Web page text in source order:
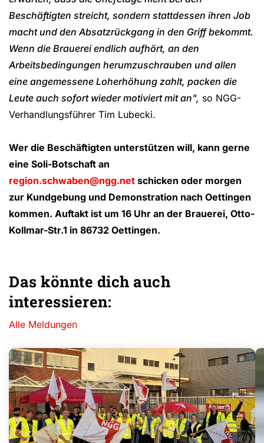
Beschäftigten streicht, sondern stattdessen ihren Job
macht und den Absatzrückgang in den Griff bekommt.
Wenn die Brauerei endlich aufhört, an den
Arbeitsbedingungen herumzuschrauben und allen
eine angemessene Loherhöhung zahlt, packen die
Leute auch sofort wieder motiviert mit an", so NGG-
Verhandlungsführer Tim Lubecki.
Wer die Beschäftigten unterstützen will, kann gerne
eine Soli-Botschaft an
region.schwaben@ngg.net schicken oder morgen
zur Kundgebung und Demonstration nach Oettingen
kommen. Auftakt ist um 16 Uhr an der Brauerei, Otto-
Kollmar-Str.1 in 86732 Oettingen.
Das könnte dich auch
interessieren:
Alle Meldungen